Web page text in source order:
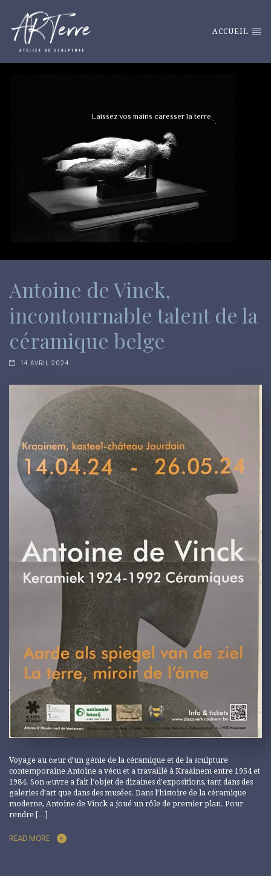
ACCUEIL
Laissezvos mains caresserla terre..
Antoine de Vinck,
incontournable talent de la
céramique belge
14 AVRIL 2024
Voyage au cœur d’un génie de la céramique et de la sculpture
contemporaine Antoine a vécu et a travaillé à Kraainem entre 1954 et
1984. Son œuvre a fait l’objet de dizaines d’expositions, tant dans des
galeries d’art que dans des musées. Dans l’histoire de la céramique
moderne, Antoine de Vinck a joué un rôle de premier plan. Pour
rendre […]
READ MORE